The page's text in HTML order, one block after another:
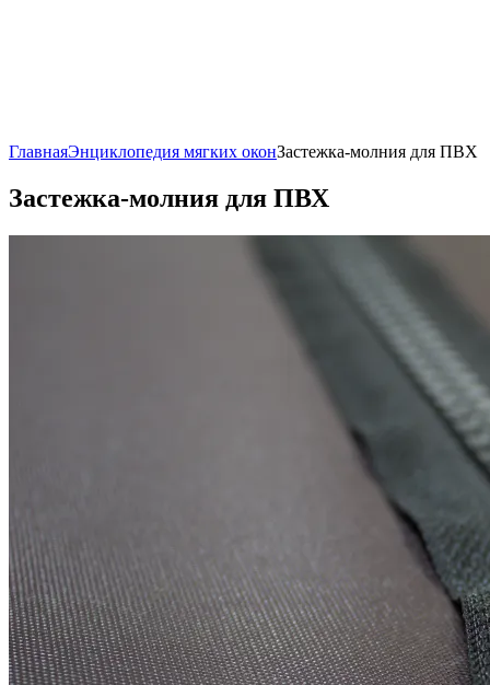
ГлавнаяЭнциклопедия мягких оконЗастежка-молния для ПВХ
Застежка-молния для ПВХ